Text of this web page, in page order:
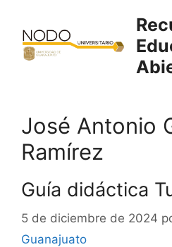
contenido
José Antonio
Ramírez
Guía didáctica
5 de diciembre de 2024
Guanajuato